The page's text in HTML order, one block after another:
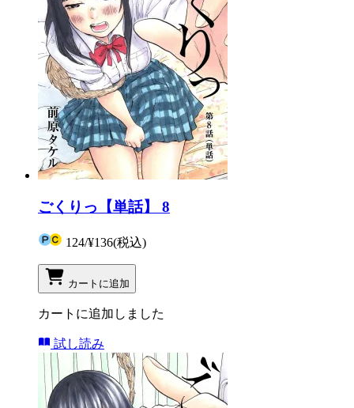
ごくりっ【単話】 8
124/¥136(税込)
カートに追加
カートに追加しました
試し読み